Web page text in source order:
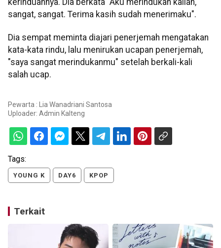
sangat, sangat. Terima kasih sudah menerimaku".
Dia sempat meminta diajari penerjemah mengatakan
kata-kata rindu, lalu menirukan ucapan penerjemah,
"saya sangat merindukanmu" setelah berkali-kali
salah ucap.
Pewarta : Lia Wanadriani Santosa
Uploader: Admin Kalteng
Tags:
YOUNG K DAY6 KPOP
Terkait